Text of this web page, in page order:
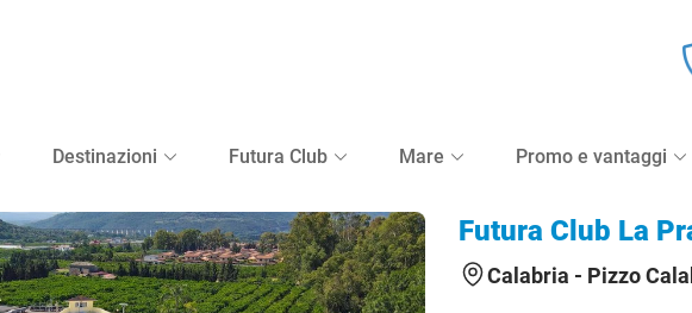
Futura Club La
Calabria - Pizzo
Destinazioni Futura Club Mare Promo e vantaggi